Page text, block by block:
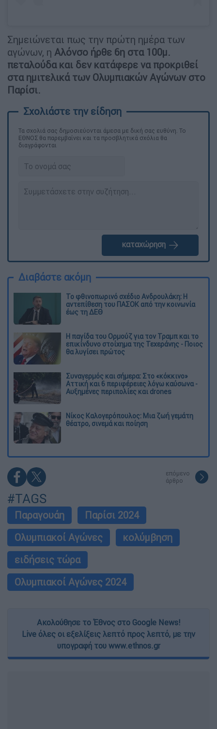
Σημειώνεται πως την πρώτη ημέρα των
αγώνων, η Αλόνσο ήρθε 6η στα 100μ.
πεταλούδα και δεν κατάφερε να προκριθεί
στα ημιτελικά των Ολυμπιακών Αγώνων στο
Παρίσι.
Τα σχολιά σας δημοσιεύονται άμεσα με δική σας ευθύνη. Το
ΕΘΝΟΣ θα παρεμβαίνει και τα προσβλητικά σχόλια θα
διαγράφονται
καταχώρηση
Διαβάστε ακόμη
Το φθινοπωρινό σχέδιο Ανδρουλάκη: Η
αντεπίθεση του ΠΑΣΟΚ από την κοινωνία
έως τη ΔΕΘ
Η παγίδα του Ορμούζ για τον Τραμπ και το
επικίνδυνο στοίχημα της Τεχεράνης - Ποιος
θα λυγίσει πρώτος
Συναγερμός και σήμερα: Στο «κόκκινο»
Αττική και 6 περιφέρειες λόγω καύσωνα -
Αυξημένες περιπολίες και drones
Νίκος Καλογερόπουλος: Μια ζωή γεμάτη
θέατρο, σινεμά και ποίηση
επόμενο
άρθρο
#TAGS
Παραγουάη
Παρίσι 2024
Ολυμπιακοί Αγώνες
κολύμβηση
ειδήσεις τώρα
Ολυμπιακοί Αγώνες 2024
Ακολούθησε το Έθνος στο Google News!
Live όλες οι εξελίξεις λεπτό προς λεπτό, με την
υπογραφή του www.ethnos.gr